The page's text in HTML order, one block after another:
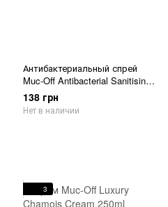
Антибактериальный спрей
Muc-Off Antibacterial Sanitising
Hand Spray - 32ml
138 грн
Нет в наличии
3